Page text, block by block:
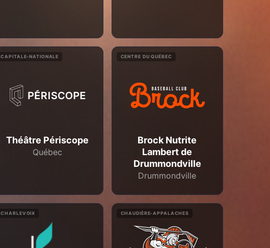
CAPITALE-NATIONALE
Théâtre Périscope
Québec
CENTRE DU QUÉBEC
Brock Nutrite
Lambert de
Drummondville
Drummondville
CHARLEVOIX CHAUDIÈRE-APPALACHES